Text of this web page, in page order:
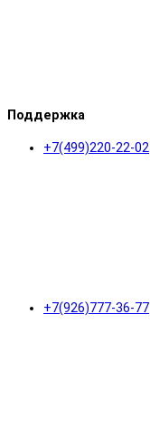
Поддержка
+7(499)220-22-02
+7(926)777-36-77